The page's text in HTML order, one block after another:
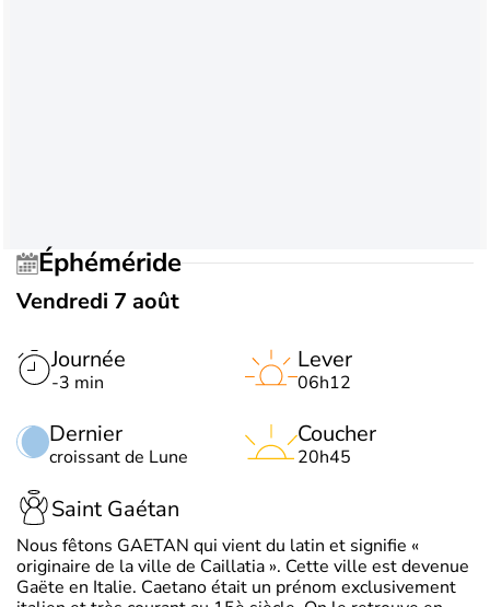
Éphéméride
Vendredi 7 août
Journée
-3 min
Dernier
croissant de Lune
Lever
06h12
Coucher
20h45
Saint Gaétan
Nous fêtons GAETAN qui vient du latin et signifie «
originaire de la ville de Caillatia ». Cette ville est devenue
Gaëte en Italie. Caetano était un prénom exclusivement